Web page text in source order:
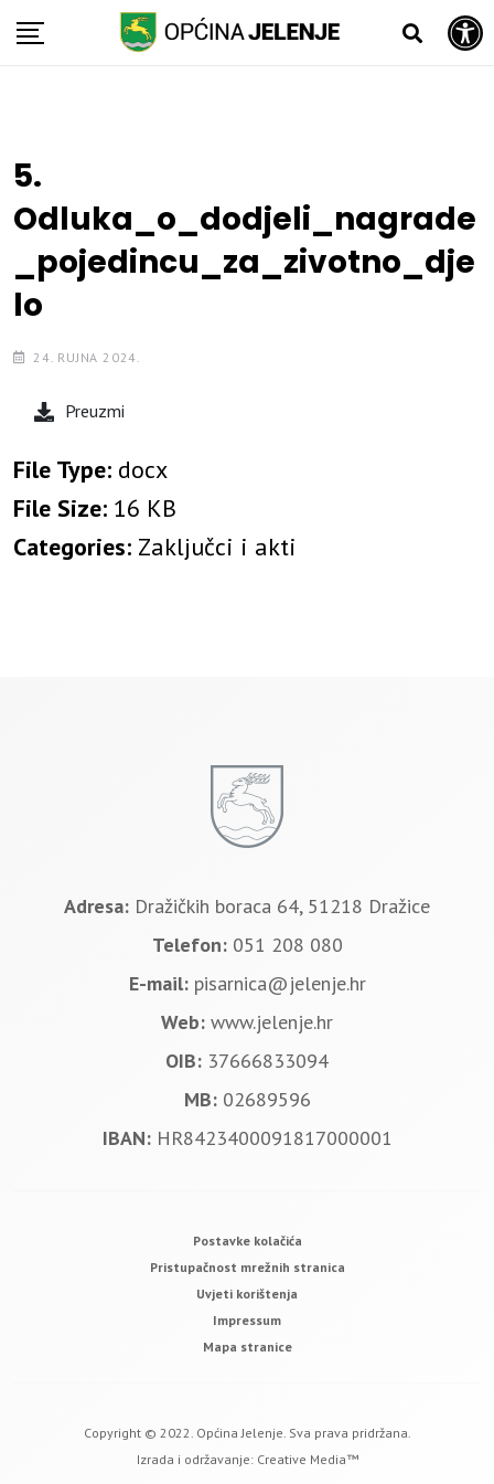
Open toolbar
Skip
5.
Odluka_o_dodjeli_nagrade
_pojedincu_za_zivotno_dje
lo
24. RUJNA 2024.
Preuzmi
File Type: docx
File Size: 16 KB
Categories: Zaključci i akti
Adresa: Dražičkih boraca 64, 51218 Dražice
Telefon: 051 208 080
E-mail: pisarnica@jelenje.hr
Web: www.jelenje.hr
OIB: 37666833094
MB: 02689596
IBAN: HR8423400091817000001
Postavke kolačića
Pristupačnost mrežnih stranica
Uvjeti korištenja
Impressum
Mapa stranice
Copyright © 2022. Općina Jelenje. Sva prava pridržana.
Izrada i održavanje: Creative Media™